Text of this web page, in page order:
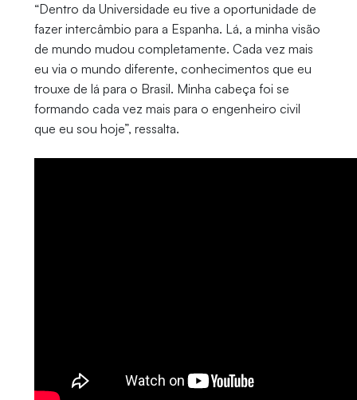
“Dentro da Universidade eu tive a oportunidade de
fazer intercâmbio para a Espanha. Lá, a minha visão
de mundo mudou completamente. Cada vez mais
eu via o mundo diferente, conhecimentos que eu
trouxe de lá para o Brasil. Minha cabeça foi se
formando cada vez mais para o engenheiro civil
que eu sou hoje”, ressalta.